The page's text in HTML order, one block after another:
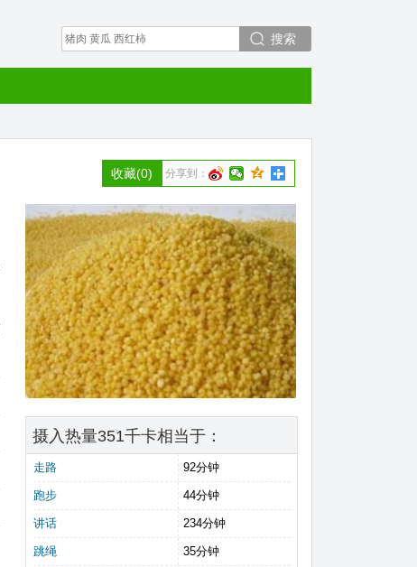
搜索
分享到：
收藏(0)
摄入热量351千卡相当于：
走路 92分钟
跑步 44分钟
讲话 234分钟
跳绳 35分钟